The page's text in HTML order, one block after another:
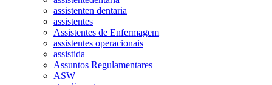
assistenten dentaria
assistentes
Assistentes de Enfermagem
assistentes operacionais
assistida
Assuntos Regulamentares
ASW